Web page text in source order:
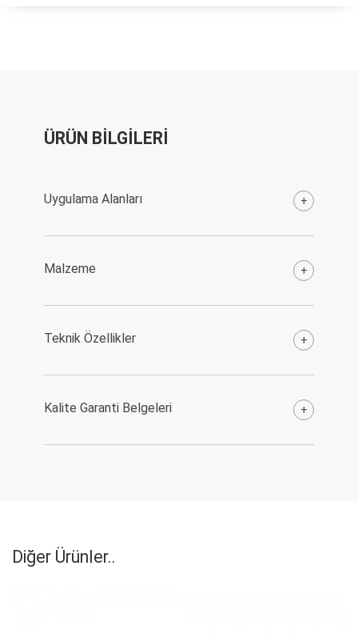
ÜRÜN BİLGİLERİ
Uygulama Alanları +
Malzeme +
Teknik Özellikler +
Kalite Garanti Belgeleri +
Diğer Ürünler..